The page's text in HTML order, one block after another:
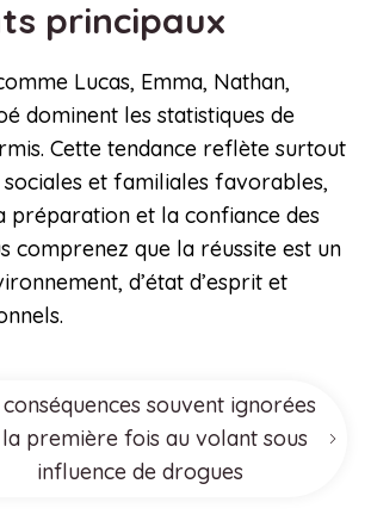
principaux
Lucas, Emma, Nathan,
dominent les statistiques de
Cette tendance reflète surtout
sociales et familiales favorables,
préparation et la confiance des
comprenez que la réussite est un
d’état d’esprit et
conséquences souvent ignorées
première fois au volant sous
influence de drogues